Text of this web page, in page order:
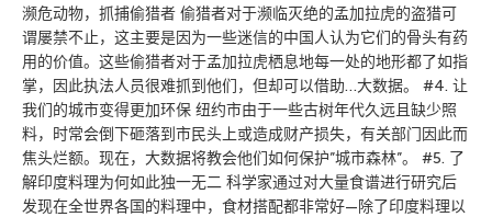
濒危动物，抓捕偷猎者 偷猎者对于濒临灭绝的孟加拉虎的盗猎可
谓屡禁不止，这主要是因为一些迷信的中国人认为它们的骨头有药
用的价值。这些偷猎者对于孟加拉虎栖息地每一处的地形都了如指
掌，因此执法人员很难抓到他们，但却可以借助…大数据。 #4. 让
我们的城市变得更加环保 纽约市由于一些古树年代久远且缺少照
料，时常会倒下砸落到市民头上或造成财产损失，有关部门因此而
焦头烂额。现在，大数据将教会他们如何保护”城市森林”。 #5. 了
解印度料理为何如此独一无二 科学家通过对大量食谱进行研究后
发现在全世界各国的料理中，食材搭配都非常好—除了印度料理以